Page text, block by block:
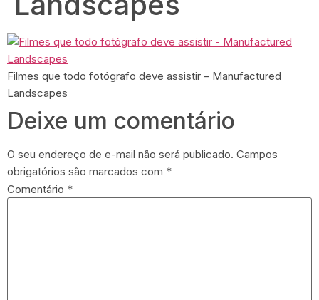
Filmes que todo fotógrafo deve assistir – Manufactured
Landscapes
Deixe um comentário
O seu endereço de e-mail não será publicado. Campos
obrigatórios são marcados com *
Comentário *